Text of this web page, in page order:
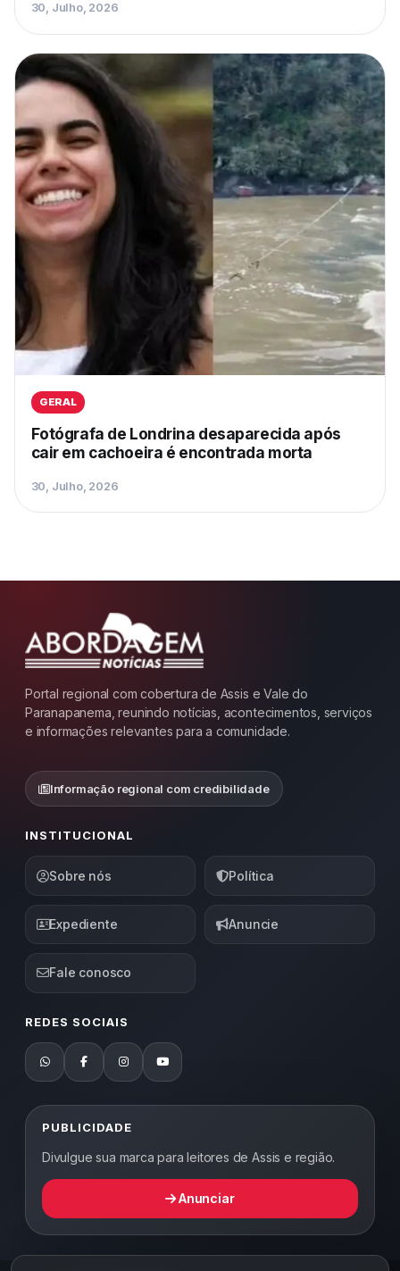
30, Julho, 2026
GERAL
Fotógrafa de Londrina desaparecida após
cair em cachoeira é encontrada morta
30, Julho, 2026
Portal regional com cobertura de Assis e Vale do
Paranapanema, reunindo notícias, acontecimentos, serviços
e informações relevantes para a comunidade.
Informação regional com credibilidade
INSTITUCIONAL
Sobre nós Política
Expediente Anuncie
Fale conosco
REDES SOCIAIS
PUBLICIDADE
Divulgue sua marca para leitores de Assis e região.
Anunciar